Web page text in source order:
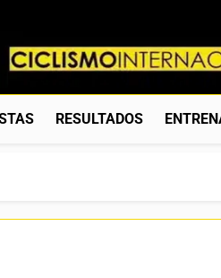
Al Ciclismo Mundial.
RESULTADOS